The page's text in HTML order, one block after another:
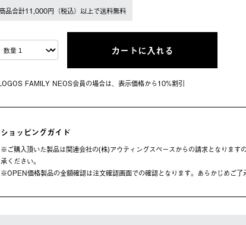
品合計11,000円（税込）以上で送料無料
カートに入れる
FAMILY NEOS会員の場合は、表⽰価格から10%割引
ショッピングガイド
※ご購⼊頂いた製品は関連会社の(株)アウティングスペースからの請求となります
承ください。
※OPEN価格製品の⾦額確認は注⽂確認画⾯での確認となります。あらかじめご了